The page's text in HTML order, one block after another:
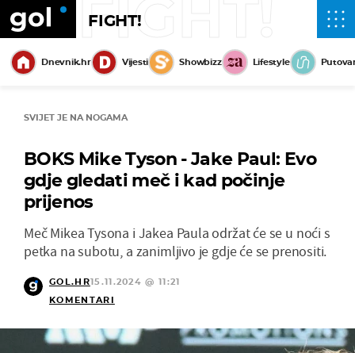
FIGHT!
FIGHT!
Dnevnik.hr Vijesti Showbizz Lifestyle
SVIJET JE NA NOGAMA
BOKS Mike Tyson - Jake Paul: Evo
gdje gledati meč i kad počinje
prijenos
Meč Mikea Tysona i Jakea Paula održat će se u noći s
petka na subotu, a zanimljivo je gdje će se prenositi.
GOL.HR15.11.2024 @ 11:21
KOMENTARI